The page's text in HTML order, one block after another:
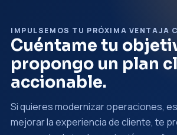
IMPULSEMOS TU PRÓXIMA VENTAJA
Cuéntame tu
propongo un plan
accionable.
Si quieres modernizar operaciones,
mejorar la experiencia de cliente, te